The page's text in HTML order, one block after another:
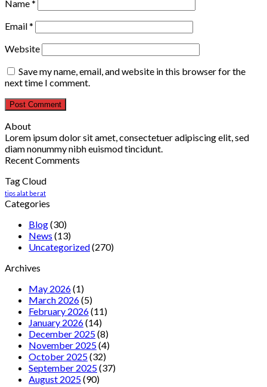
Name*
Email*
Website
Save my name, email, and website in this browser for the
next time I comment.
About
Lorem ipsum dolor sit amet, consectetuer adipiscing elit, sed
diam nonummy nibh euismod tincidunt.
Recent Comments
Tag Cloud
tips alat berat
Categories
Blog(30)
News (13)
Uncategorized(270)
Archives
May 2026(1)
March 2026(5)
February 2026(11)
January 2026(14)
December 2025(8)
November 2025(4)
October 2025(32)
September 2025(37)
August 2025(90)